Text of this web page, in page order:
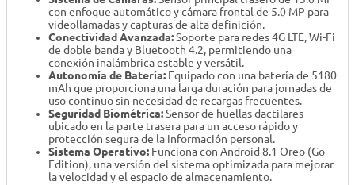
con enfoque automático y cámara frontal de 5.0 MP para
videollamadas y capturas de alta definición.
Conectividad Avanzada:Soporte para redes 4G LTE, Wi-Fi
de doble banda y Bluetooth 4.2, permitiendo una
conexión inalámbrica estable y versátil.
Autonomía de Batería: Equipado con una batería de 5180
mAh que proporciona una larga duración para jornadas de
uso continuo sin necesidad de recargas frecuentes.
Seguridad Biométrica:Sensor de huellas dactilares
ubicado en la parte trasera para un acceso rápido y
protección segura de la información personal.
Sistema Operativo: Funciona con Android 8.1 Oreo (Go
Edition), una versión del sistema optimizada para mejorar
la velocidad y el espacio de almacenamiento.